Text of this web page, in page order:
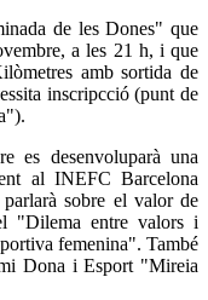
de les Dones" que
a les 21 h, i que
amb sortida de
inscripcció (punt de
es desenvoluparà una
al INEFC Barcelona
sobre el valor de
"Dilema entre valors i
femenina". També
Dona i Esport "Mireia